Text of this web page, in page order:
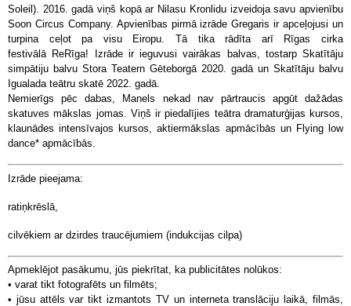
Soleil). 2016. gadā viņš kopā ar Nilasu Kronlidu izveidoja savu apvienību
Soon Circus Company. Apvienības pirmā izrāde Gregaris ir apceļojusi un
turpina ceļot pa visu Eiropu. Tā tika rādīta arī Rīgas cirka
festivālāReRīga! Izrāde ir ieguvusi vairākas balvas, tostarp Skatītāju
simpātiju balvu Stora Teatern Gēteborgā 2020. gadā un Skatītāju balvu
Igualada teātru skatē 2022. gadā.
Nemierīgs pēc dabas, Manels nekad nav pārtraucis apgūt dažādas
skatuves mākslas jomas. Viņš ir piedalījies teātra dramaturģijas kursos,
klaunādes intensīvajos kursos, aktiermākslas apmācībās un Flying low
dance* apmācībās.
Izrāde pieejama:
ratiņkrēslā,
cilvēkiem ar dzirdes traucējumiem (indukcijas cilpa)
Apmeklējot pasākumu, jūs piekrītat, ka publicitātes nolūkos:
• varat tikt fotografēts un filmēts;
• jūsu attēls var tikt izmantots TV un interneta translāciju laikā, filmās,